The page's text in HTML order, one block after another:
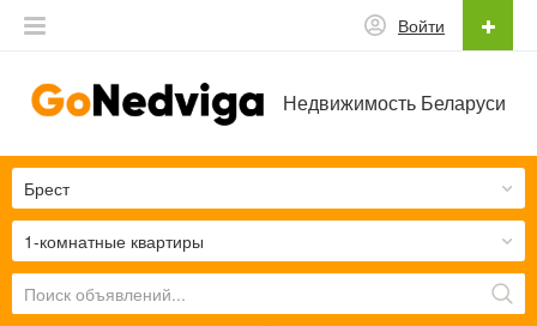
Недвижимость Беларуси
Войти
1-комнатные квартиры
Брест